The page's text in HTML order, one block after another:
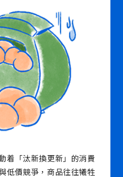
着「汰新換更新」的消費
低價競爭，商品往往犧牲